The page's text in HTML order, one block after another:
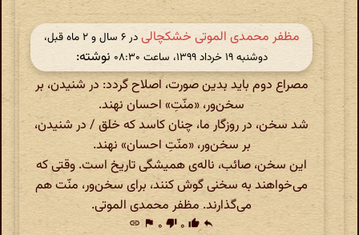
مظفر محمدی الموتی خشکچالی
در ‫۶ سال و ۲ ماه قبل،
دوشنبه ۱۹ خرداد ۱۳۹۹، ساعت ۰۸:۳۰
نوشته:
مصراع دوم باید بدین صورت، اصلاح گردد: در شنیدن، بر
سخن‌ور، «منّتِ» احسان نهند.
شد سخن، در روزگار ما، چنان کاسد که خلق / در شنیدن،
بر سخن‌ور، «منّتِ احسان» نهند.
این سخن، صائب، ناله‌ی همیشگی تاریخ است. وقتی که
می‌خواهند به سخنی گوش کنند، برای سخن‌ور، منّت هم
می‌گذارند. مظفر محمدی الموتی.
reply
thumb_up ۰ thumb_down ۰ flag
link